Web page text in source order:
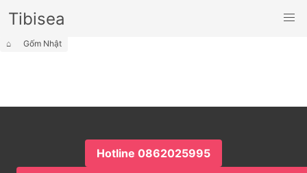
Tibisea
⌂ Gốm Nhật
Hotline 0862025995